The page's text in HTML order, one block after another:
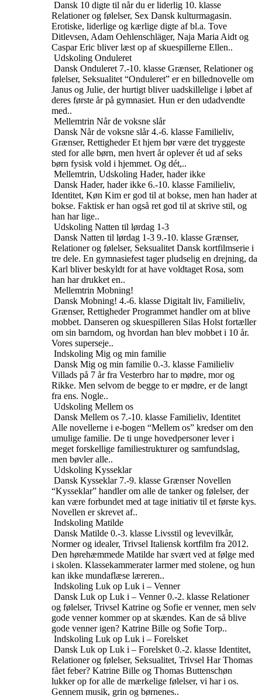
Dansk 10 digte til når du er liderlig 10. klasse
Relationer og følelser, Sex Dansk kulturmagasin.
Erotiske, liderlige og kærlige digte af bl.a. Tove
Ditlevsen, Adam Oehlenschläger, Naja Maria Aidt og
Caspar Eric bliver læst op af skuespillerne Ellen..
Udskoling Onduleret
Dansk Onduleret 7.-10. klasse Grænser, Relationer og
følelser, Seksualitet “Onduleret” er en billednovelle om
Janus og Julie, der hurtigt bliver uadskillelige i løbet af
deres første år på gymnasiet. Hun er den udadvendte
med..
Mellemtrin Når de voksne slår
Dansk Når de voksne slår 4.-6. klasse Familieliv,
Grænser, Rettigheder Et hjem bør være det tryggeste
sted for alle børn, men hvert år oplever ét ud af seks
børn fysisk vold i hjemmet. Og dét,..
Mellemtrin, Udskoling Hader, hader ikke
Dansk Hader, hader ikke 6.-10. klasse Familieliv,
Identitet, Køn Kim er god til at bokse, men han hader at
bokse. Faktisk er han også ret god til at skrive stil, og
han har lige..
Udskoling Natten til lørdag 1-3
Dansk Natten til lørdag 1-3 9.-10. klasse Grænser,
Relationer og følelser, Seksualitet Dansk kortfilmserie i
tre dele. En gymnasiefest tager pludselig en drejning, da
Karl bliver beskyldt for at have voldtaget Rosa, som
han har drukket en..
Mellemtrin Mobning!
Dansk Mobning! 4.-6. klasse Digitalt liv, Familieliv,
Grænser, Rettigheder Programmet handler om at blive
mobbet. Danseren og skuespilleren Silas Holst fortæller
om sin barndom, og hvordan han blev mobbet i 10 år.
Vores superseje..
Indskoling Mig og min familie
Dansk Mig og min familie 0.-3. klasse Familieliv
Villads på 7 år fra Vesterbro har to mødre, mor og
Rikke. Men selvom de begge to er mødre, er de langt
fra ens. Nogle..
Udskoling Mellem os
Dansk Mellem os 7.-10. klasse Familieliv, Identitet
Alle novellerne i e-bogen “Mellem os” kredser om den
umulige familie. De ti unge hovedpersoner lever i
meget forskellige familiestrukturer og samfundslag,
men bøvler alle..
Udskoling Kysseklar
Dansk Kysseklar 7.-9. klasse Grænser Novellen
“Kysseklar” handler om alle de tanker og følelser, der
kan være forbundet med at tage initiativ til et første kys.
Novellen er skrevet af..
Indskoling Matilde
Dansk Matilde 0.-3. klasse Livsstil og levevilkår,
Normer og idealer, Trivsel Italiensk kortfilm fra 2012.
Den hørehæmmede Matilde har svært ved at følge med
i skolen. Klassekammerater larmer med stolene, og hun
kan ikke mundaflæse læreren..
Indskoling Luk op Luk i – Venner
Dansk Luk op Luk i – Venner 0.-2. klasse Relationer
og følelser, Trivsel Katrine og Sofie er venner, men selv
gode venner kommer op at skændes. Kan de så blive
gode venner igen? Katrine Bille og Sofie Torp..
Indskoling Luk op Luk i – Forelsket
Dansk Luk op Luk i – Forelsket 0.-2. klasse Identitet,
Relationer og følelser, Seksualitet, Trivsel Har Thomas
fået feber? Katrine Bille og Thomas Buttenschøn
lukker op for alle de mærkelige følelser, vi har i os.
Gennem musik, grin og børnenes..